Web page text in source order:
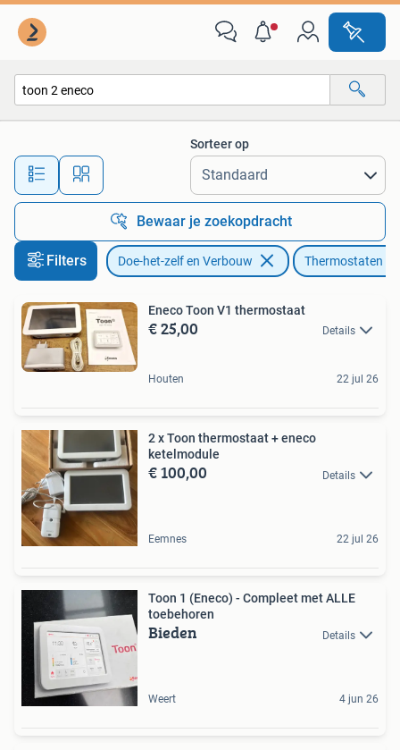
Alle afstanden…
Sorteer op
Bewaar je zoekopdracht
Filters Doe-het-zelf en Verbouw Thermostaten
Eneco Toon V1 thermostaat
€ 25,00 Details
Houten 22 jul 26
2 x Toon thermostaat + eneco
ketelmodule
€ 100,00 Details
Eemnes 22 jul 26
Toon 1 (Eneco) - Compleet met ALLE
toebehoren
Bieden Details
Weert 4 jun 26